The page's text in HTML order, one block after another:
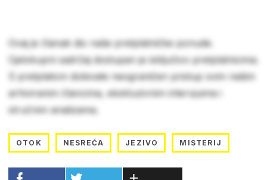
Ovaj je članak dio naše pretplatničke ponude.
Cjelokupni sadržaj dostupan je isključivo pretplatnicima.
S pretplatom dobivate neograničen pristup svim našim
arhiviranim člancima, ekskluzivnim intervjuima i
stručnim analizama.
OTOK NESREĆA JEZIVO MISTERIJ